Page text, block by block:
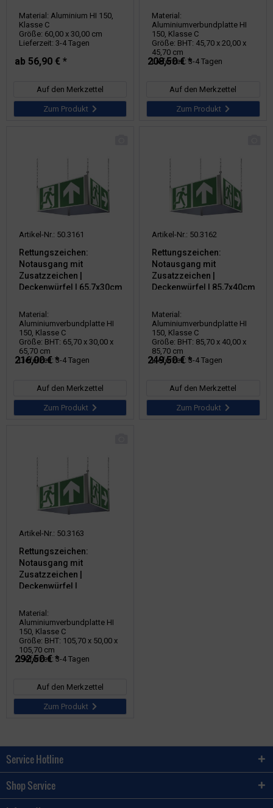
Material: Aluminium HI 150,
Klasse C
Größe: 60,00 x 30,00 cm
Lieferzeit: 3-4 Tagen
ab 56,90 € *
Auf den Merkzettel
Zum Produkt
Material:
Aluminiumverbundplatte HI
150, Klasse C
Größe: BHT: 45,70 x 20,00 x
45,70 cm
Lieferzeit: 3-4 Tagen
208,50 € *
Auf den Merkzettel
Zum Produkt
Artikel-Nr.: 50.3161
Rettungszeichen:
Notausgang mit
Zusatzzeichen |
Deckenwürfel | 65,7x30cm
Material:
Aluminiumverbundplatte HI
150, Klasse C
Größe: BHT: 65,70 x 30,00 x
65,70 cm
Lieferzeit: 3-4 Tagen
216,00 € *
Auf den Merkzettel
Zum Produkt
Artikel-Nr.: 50.3162
Rettungszeichen:
Notausgang mit
Zusatzzeichen |
Deckenwürfel | 85,7x40cm
Material:
Aluminiumverbundplatte HI
150, Klasse C
Größe: BHT: 85,70 x 40,00 x
85,70 cm
Lieferzeit: 3-4 Tagen
249,50 € *
Auf den Merkzettel
Zum Produkt
Artikel-Nr.: 50.3163
Rettungszeichen:
Notausgang mit
Zusatzzeichen |
Deckenwürfel |
Material:
Aluminiumverbundplatte HI
150, Klasse C
Größe: BHT: 105,70 x 50,00 x
105,70 cm
Lieferzeit: 3-4 Tagen
292,50 € *
Auf den Merkzettel
Zum Produkt
Service Hotline
Shop Service